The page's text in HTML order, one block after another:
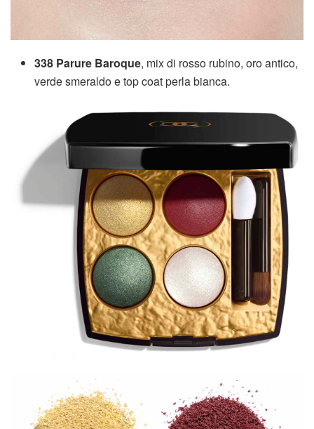
338 Parure Baroque, mix di rosso rubino, oro antico,
verde smeraldo e top coat perla bianca.